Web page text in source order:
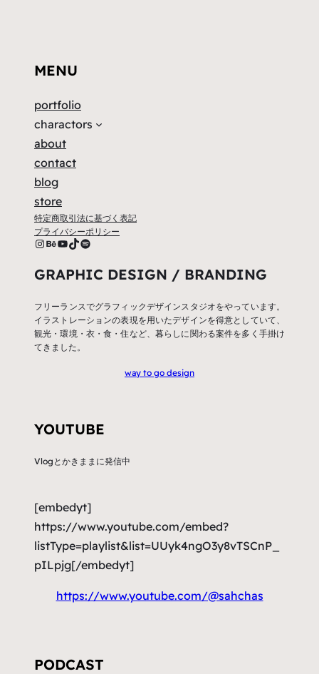
MENU
portfolio
charactors
about
contact
blog
store
特定商取引法に基づく表記
プライバシーポリシー
sah.c.has Behance YouTube TikTok Spotify
GRAPHIC DESIGN / BRANDING
フリーランスでグラフィックデザインスタジオをやっています。
イラストレーションの表現を用いたデザインを得意としていて、
観光・環境・衣・食・住など、暮らしに関わる案件を多く手掛け
てきました。
way to go design
YOUTUBE
Vlogとかきままに発信中
[embedyt]
https://www.youtube.com/embed?
listType=playlist&list=UUyk4ngO3y8vTSCnP_
pILpjg[/embedyt]
https://www.youtube.com/@sahchas
PODCAST